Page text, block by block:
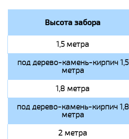
Высота забора
1,5 метра
под дерево-камень-кирпич 1,5
метра
1,8 метра
под дерево-камень-кирпич 1,8
метра
2 метра